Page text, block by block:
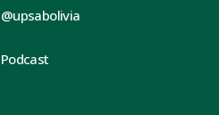
@upsabolivia
Podcast